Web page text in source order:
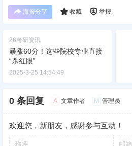
海报分享 收藏 举报
26考研资讯
暴涨60分！这些院校专业直接
“杀红眼”
2025-3-25 14:54:49
0 条回复 A 文章作者 M 管理员
欢迎您，新朋友，感谢参与互动！